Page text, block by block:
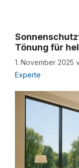
Tönung für
1. November 2025
Experte